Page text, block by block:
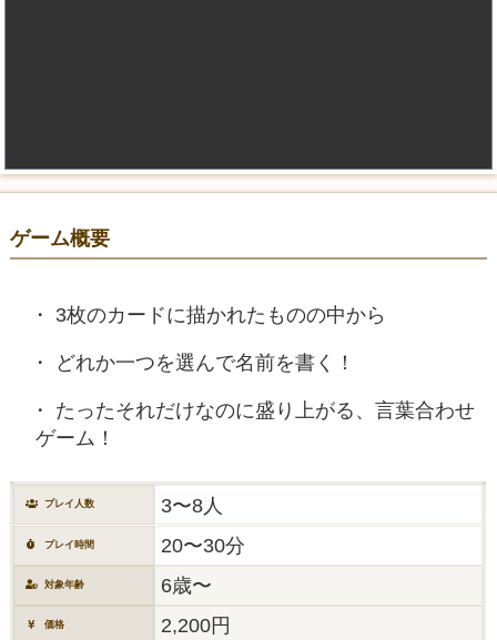
ゲーム概要
3枚のカードに描かれたものの中から
どれか一つを選んで名前を書く！
たったそれだけなのに盛り上がる、言葉合わせ
ゲーム！
プレイ人数 3〜8人
プレイ時間 20〜30分
対象年齢 6歳〜
価格 2,200円